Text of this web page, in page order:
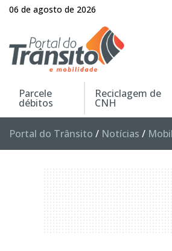
06 de agosto de 2026
Parcele
débitos
Reciclagem de
CNH
Portal do Trânsito / Notícias /